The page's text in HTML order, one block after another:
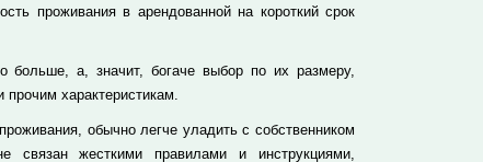
проживания в арендованной на короткий срок
больше, а, значит, богаче выбор по их размеру,
характеристикам.
обычно легче уладить с собственником
связан жесткими правилами и инструкциями,